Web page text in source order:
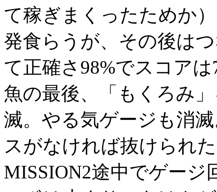
て稼ぎまくったためか
発食らうが、その後は
て正確さ98%でスコア
魚の最後、「もくろみ
滅。やる気ゲージも消
スがなければ抜けられ
MISSION2途中でゲー